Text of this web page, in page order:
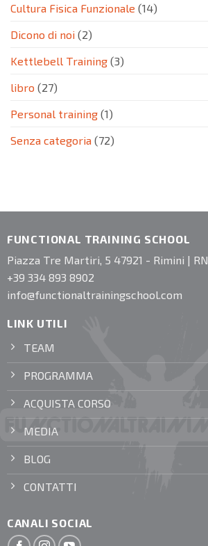
Cultura Fisica Funzionale (14)
Dicono di noi (2)
Kettlebell Training (3)
libro (27)
Personal training (1)
Senza categoria (72)
FUNCTIONAL TRAINING SCHOOL
Piazza Tre Martiri, 5 47921 - Rimini | RN
+39 334 893 8902
info@functionaltrainingschool.com
LINK UTILI
TEAM
PROGRAMMA
ACQUISTA CORSO
MEDIA
BLOG
CONTATTI
CANALI SOCIAL